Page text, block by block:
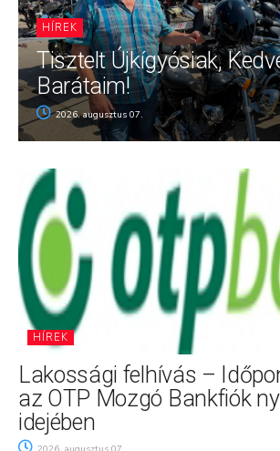
HÍREK
Tisztelt Újkígyósiak,
Barátaim!
2026. augusztus 07.
HÍREK
Lakossági felhívás –
az OTP Mozgó Bankfiók
idejében